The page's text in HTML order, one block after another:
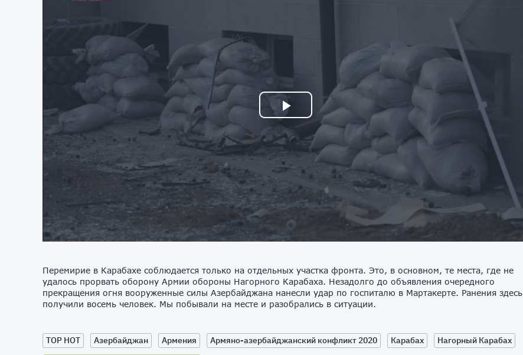
Перемирие в Карабахе соблюдается только на отдельных участка фронта. Это, в основном, те места, где не
удалось прорвать оборону Армии обороны Нагорного Карабаха. Незадолго до объявления очередного
прекращения огня вооруженные силы Азербайджана нанесли удар по госпиталю в Мартакерте. Ранения здесь
получили восемь человек. Мы побывали на месте и разобрались в ситуации.
TOP HOT Азербайджан Армения Армяно-азербайджанский конфликт 2020 Карабах Нагорный Карабах